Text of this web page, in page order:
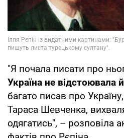
"Я почала писати про
Україна не відстоювала
багато писав про
Тараса Шевченка,
одягатись", – розповіла